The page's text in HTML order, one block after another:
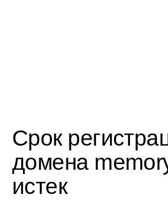
Срок
домена
истек